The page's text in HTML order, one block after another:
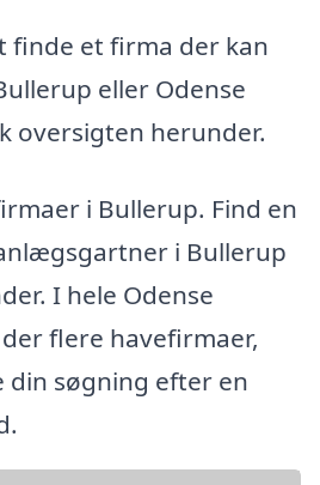
finde et firma der kan
eller Odense
oversigten herunder.
i Bullerup. Find en
i Bullerup
I hele Odense
flere havefirmaer,
din søgning efter en